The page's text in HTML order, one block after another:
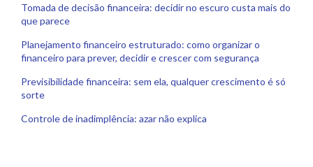
Tomada de decisão financeira: decidir no escuro custa mais do
que parece
Planejamento financeiro estruturado: como organizar o
financeiro para prever, decidir e crescer com segurança
Previsibilidade financeira: sem ela, qualquer crescimento é só
sorte
Controle de inadimplência: azar não explica